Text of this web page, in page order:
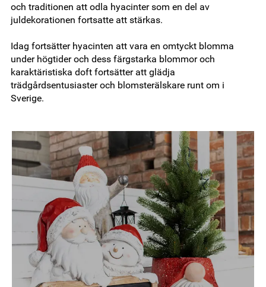
och traditionen att odla hyacinter som en del av
juldekorationen fortsatte att stärkas.
Idag fortsätter hyacinten att vara en omtyckt blomma
under högtider och dess färgstarka blommor och
karaktäristiska doft fortsätter att glädja
trädgårdsentusiaster och blomsterälskare runt om i
Sverige.